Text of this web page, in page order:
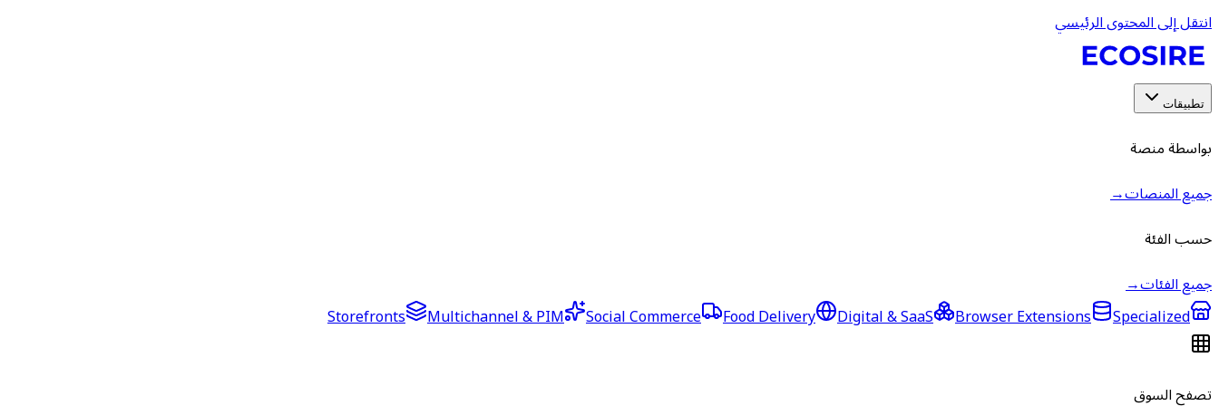
انتقل إلى المحتوى الرئيسي
تطبيقات
بواسطة منصة
جميع المنصات→
حسب الفئة
جميع الفئات→
Storefronts
Multichannel & PIM Social Commerce Food Delivery Digital & SaaS Browser Extensions Specialized
تصفح السوق